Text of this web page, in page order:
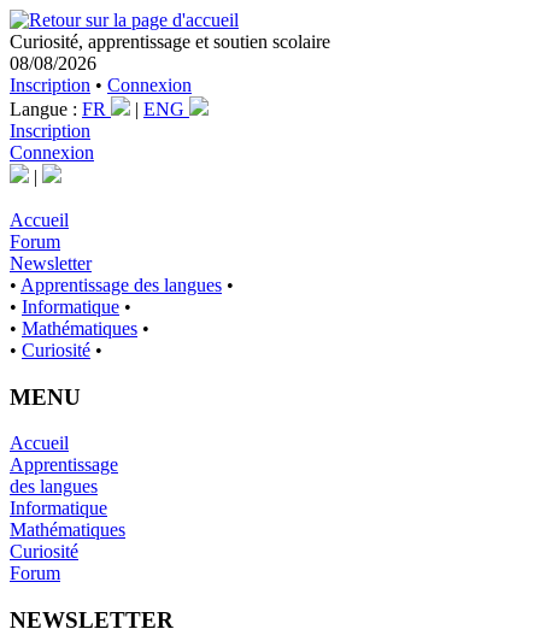
Curiosité, apprentissage et soutien scolaire
08/08/2026
Inscription • Connexion
Langue : FR | ENG
Inscription
Connexion
|
Accueil
Forum
Newsletter
• Apprentissage des langues •
• Informatique •
• Mathématiques •
• Curiosité •
MENU
Accueil
Apprentissage
des langues
Informatique
Mathématiques
Curiosité
Forum
NEWSLETTER